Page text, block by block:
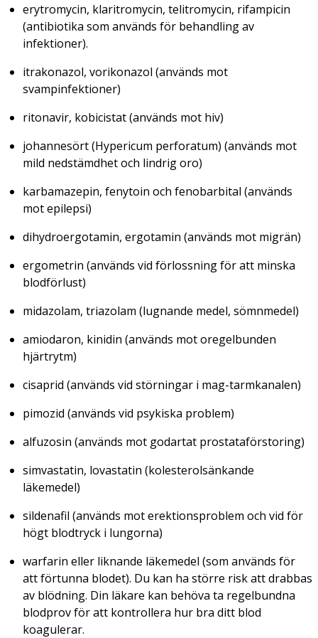
erytromycin, klaritromycin, telitromycin, rifampicin
(antibiotika som används för behandling av
infektioner).
itrakonazol, vorikonazol (används mot
svampinfektioner)
ritonavir, kobicistat (används mot hiv)
johannesört (Hypericum perforatum) (används mot
mild nedstämdhet och lindrig oro)
karbamazepin, fenytoin och fenobarbital (används
mot epilepsi)
dihydroergotamin, ergotamin (används mot migrän)
ergometrin (används vid förlossning för att minska
blodförlust)
midazolam, triazolam (lugnande medel, sömnmedel)
amiodaron, kinidin (används mot oregelbunden
hjärtrytm)
cisaprid (används vid störningar i mag-tarmkanalen)
pimozid (används vid psykiska problem)
alfuzosin (används mot godartat prostataförstoring)
simvastatin, lovastatin (kolesterolsänkande
läkemedel)
sildenafil (används mot erektionsproblem och vid för
högt blodtryck i lungorna)
warfarin eller liknande läkemedel (som används för
att förtunna blodet). Du kan ha större risk att drabbas
av blödning. Din läkare kan behöva ta regelbundna
blodprov för att kontrollera hur bra ditt blod
koagulerar.